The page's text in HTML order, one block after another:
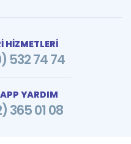
HİZMETLERİ
532 74 74
YARDIM
365 01 08